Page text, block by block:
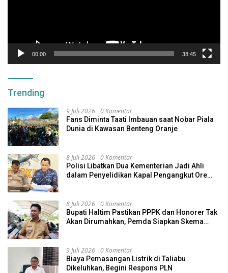
00:00 38:45
Trending
9 Juli 2026 0 Komentar
Fans Diminta Taati Imbauan saat Nobar Piala
Dunia di Kawasan Benteng Oranje
8 Juli 2026 0 Komentar
Polisi Libatkan Dua Kementerian Jadi Ahli
dalam Penyelidikan Kapal Pengangkut Ore
8 Juli 2026 0 Komentar
Bupati Haltim Pastikan PPPK dan Honorer Tak
Akan Dirumahkan, Pemda Siapkan Skema
9 Juli 2026 0 Komentar
Biaya Pemasangan Listrik di Taliabu
Dikeluhkan, Begini Respons PLN